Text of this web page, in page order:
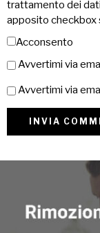
trattamento dei
apposito checkbox
Acconsento
Avvertimi via
Avvertimi via